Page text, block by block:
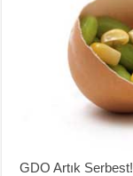
GDO Artık Serbest!